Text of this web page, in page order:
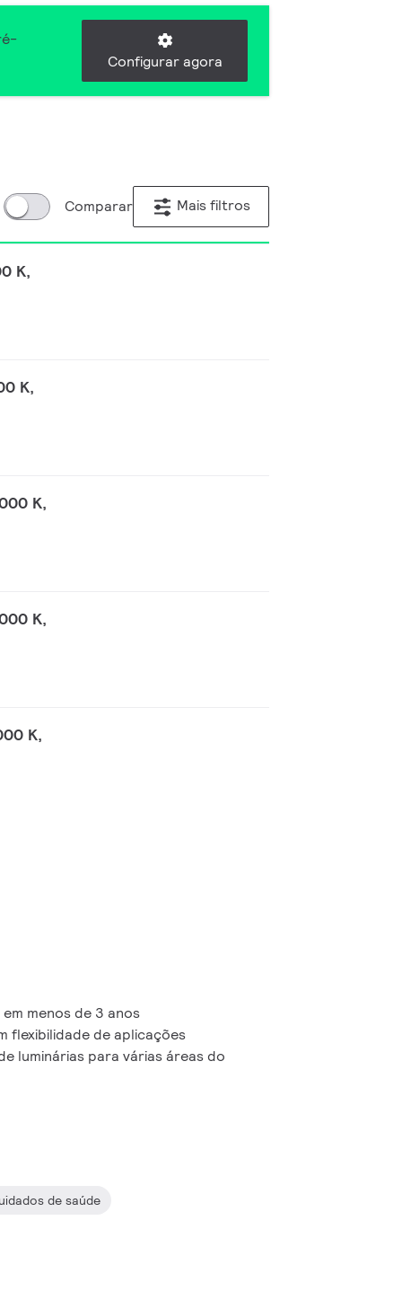
Configurar agora
Comparar Mais filtros
K,
K,
K,
K,
K,
menos de 3 anos
flexibilidade de aplicações
luminárias para várias áreas do
de saúde